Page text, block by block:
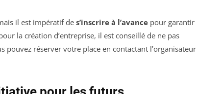
il est impératif des’inscrire à l’avance pour garantir
la création d’entreprise, il est conseillé de ne pas
pouvez réserver votre place en contactant l’organisateur